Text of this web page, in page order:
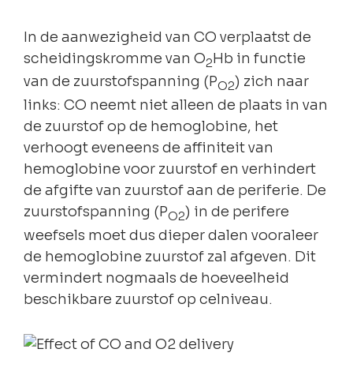
In de aanwezigheid van CO verplaatst de
scheidingskromme van O2Hb in functie
van de zuurstofspanning (PO2) zich naar
links: CO neemt niet alleen de plaats in van
de zuurstof op de hemoglobine, het
verhoogt eveneens de affiniteit van
hemoglobine voor zuurstof en verhindert
de afgifte van zuurstof aan de periferie. De
zuurstofspanning (PO2) in de perifere
weefsels moet dus dieper dalen vooraleer
de hemoglobine zuurstof zal afgeven. Dit
vermindert nogmaals de hoeveelheid
beschikbare zuurstof op celniveau.